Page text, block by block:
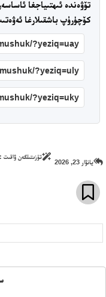
ئاناسەھىپە
بىزنى قوللاڭ
ئالاقىلىشىش
مۇنبەر
كۆچۈرۈپ باشقىلارغا
يانۋار 23, 2026
تۈزىتىلگەن ۋاقىت :